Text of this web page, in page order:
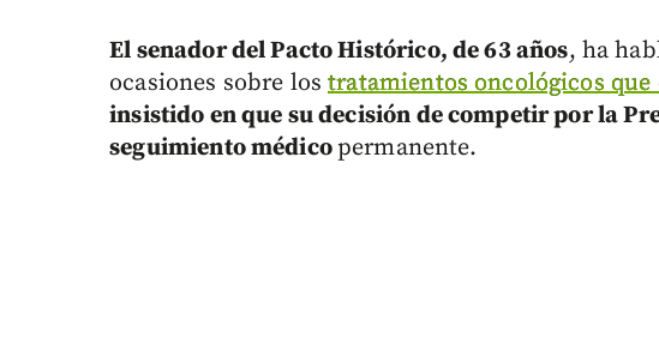
El senador del Pacto Histórico, de 63 años, ha
ocasiones sobre lostratamientos oncológicos
insistido en que su decisión de competir por la
seguimiento médicopermanente.